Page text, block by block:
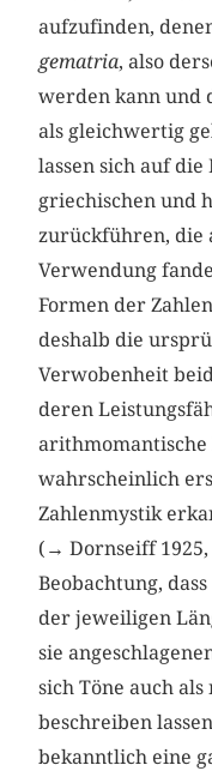
aufzufinden,
gematria, also
werden kann und
als gleichwertig
lassen sich auf
griechischen und
zurückführen, die
Verwendung
Formen der
deshalb die
Verwobenheit
deren
wahrscheinlich
Zahlenmystik
(→ Dornseiff 1925,
Beobachtung,
der jeweiligen
sie
sich Töne auch
beschreiben
bekanntlich eine